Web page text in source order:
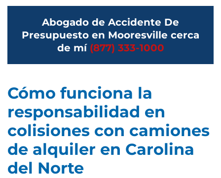
Abogado de Accidente De
Presupuesto en Mooresville cerca
de mí (877) 333-1000
Cómo funciona la
responsabilidad en
colisiones con camiones
de alquiler en Carolina
del Norte